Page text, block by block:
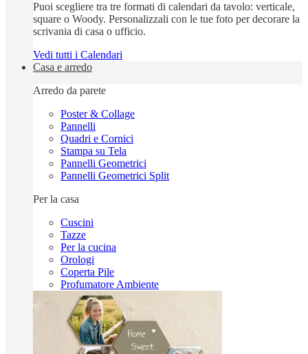
Puoi scegliere tra tre formati di calendari da tavolo: verticale,
square o Woody. Personalizzali con le tue foto per decorare la
scrivania di casa o ufficio.
Vedi tutti i Calendari
Casa e arredo
Arredo da parete
Poster & Collage
Pannelli
Quadri e Cornici
Stampa su Tela
Pannelli Geometrici
Pannelli Geometrici Split
Per la casa
Cuscini
Tazze
Per la cucina
Orologi
Coperta Pile
Profumatore Ambiente